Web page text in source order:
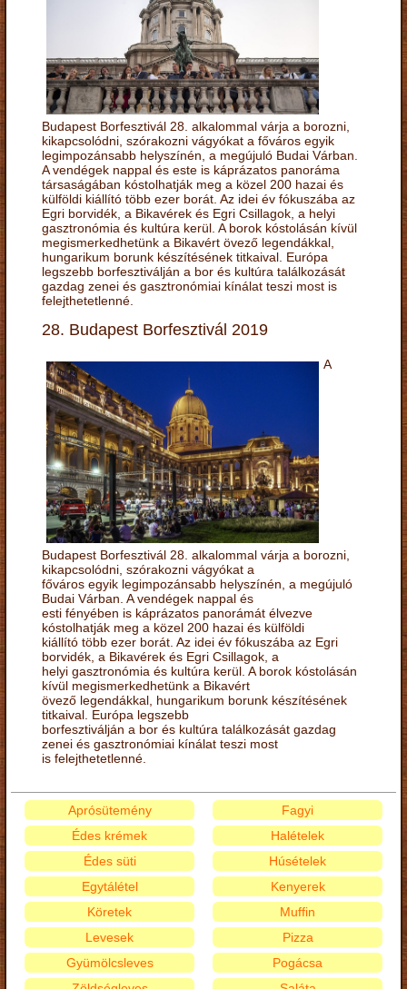
Budapest Borfesztivál 28. alkalommal várja a borozni,
kikapcsolódni, szórakozni vágyókat a főváros egyik
legimpozánsabb helyszínén, a megújuló Budai Várban.
A vendégek nappal és este is káprázatos panoráma
társaságában kóstolhatják meg a közel 200 hazai és
külföldi kiállító több ezer borát. Az idei év fókuszába az
Egri borvidék, a Bikavérek és Egri Csillagok, a helyi
gasztronómia és kultúra kerül. A borok kóstolásán kívül
megismerkedhetünk a Bikavért övező legendákkal,
hungarikum borunk készítésének titkaival. Európa
legszebb borfesztiválján a bor és kultúra találkozását
gazdag zenei és gasztronómiai kínálat teszi most is
felejthetetlenné.
28. Budapest Borfesztivál 2019
A
Budapest Borfesztivál 28. alkalommal várja a borozni,
kikapcsolódni, szórakozni vágyókat a
főváros egyik legimpozánsabb helyszínén, a megújuló
Budai Várban. A vendégek nappal és
esti fényében is káprázatos panorámát élvezve
kóstolhatják meg a közel 200 hazai és külföldi
kiállító több ezer borát. Az idei év fókuszába az Egri
borvidék, a Bikavérek és Egri Csillagok, a
helyi gasztronómia és kultúra kerül. A borok kóstolásán
kívül megismerkedhetünk a Bikavért
övező legendákkal, hungarikum borunk készítésének
titkaival. Európa legszebb
borfesztiválján a bor és kultúra találkozását gazdag
zenei és gasztronómiai kínálat teszi most
is felejthetetlenné.
Aprósütemény
Édes krémek
Édes süti
Egytálétel
Fagyi
Halételek
Húsételek
Kenyerek
Köretek
Levesek
Gyümölcsleves
Muffin
Pizza
Pogácsa